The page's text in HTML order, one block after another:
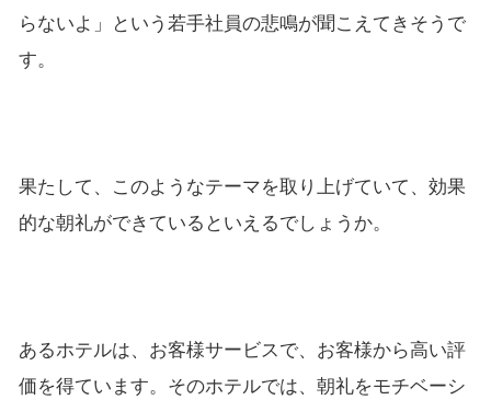
らないよ」という若手社員の悲鳴が聞こえてきそうで
す。
果たして、このようなテーマを取り上げていて、効果
的な朝礼ができているといえるでしょうか。
あるホテルは、お客様サービスで、お客様から高い評
価を得ています。そのホテルでは、朝礼をモチベーシ